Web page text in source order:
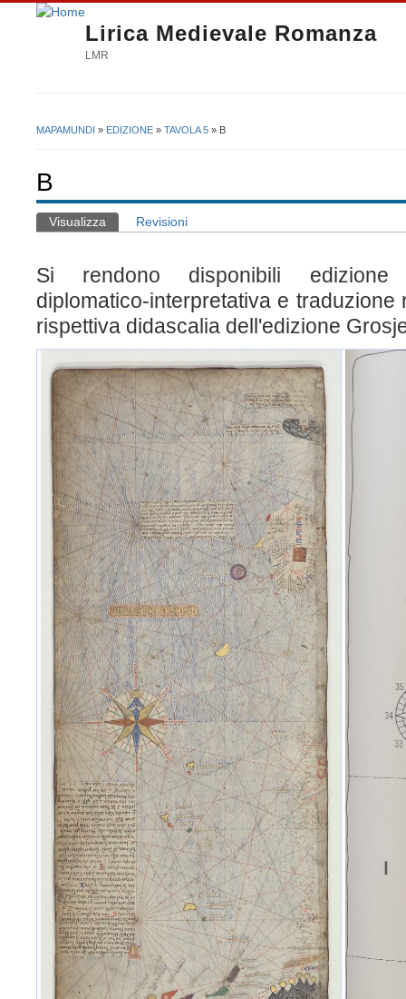
Lirica Medievale Romanza
LMR
MAPAMUNDI » EDIZIONE » TAVOLA 5 » B
B
Schede primarie
Visualizza (scheda attiva)
Revisioni
Si rendono disponibili edizione
diplomatico-interpretativa e
rispettiva didascalia dell'edizione